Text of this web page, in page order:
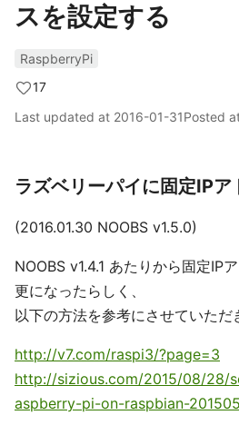
スを設定する
RaspberryPi
17
Last updated at 2016-01-31Posted
ラズベリーパイに固定IPア
(2016.01.30 NOOBS v1.5.0)
NOOBS v1.4.1 あたりから固定IP
更になったらしく、
以下の方法を参考にさせていただ
http://v7.com/raspi3/?page=3
http://sizious.com/2015/08/28/
aspberry-pi-on-raspbian-